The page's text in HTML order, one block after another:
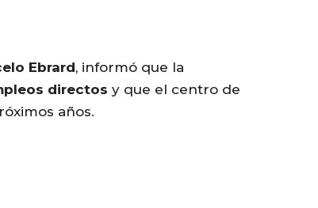
Ebrard, informó que la
directos y que el centro de
años.